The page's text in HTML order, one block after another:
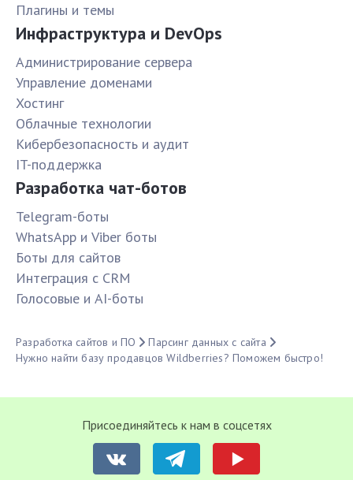
Плагины и темы
Инфраструктура и DevOps
Администрирование сервера
Управление доменами
Хостинг
Облачные технологии
Кибербезопасность и аудит
IT-поддержка
Разработка чат-ботов
Telegram-боты
WhatsApp и Viber боты
Боты для сайтов
Интеграция с CRM
Голосовые и AI-боты
Разработка сайтов и ПО
Парсинг данных с сайта
Нужно найти базу продавцов Wildberries? Поможем быстро!
Присоединяйтесь к нам в соцсетях